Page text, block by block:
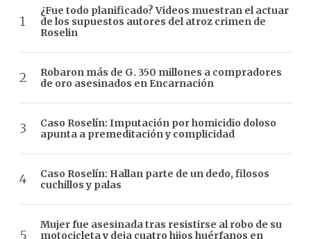
¿Fue todo planificado? Videos muestran el actuar
de los supuestos autores del atroz crimen de
Roselin
Robaron más de G. 350 millones a compradores
de oro asesinados en Encarnación
Caso Roselín: Imputación por homicidio doloso
apunta a premeditación y complicidad
Caso Roselín: Hallan parte de un dedo, filosos
cuchillos y palas
Mujer fue asesinada tras resistirse al robo de su
motocicleta y deja cuatro hijos huérfanos en